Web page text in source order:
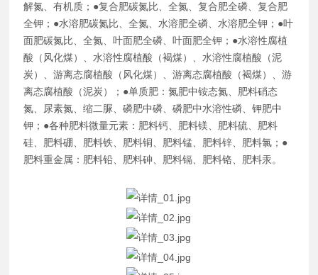
解氮、有机质；●复合肥碳氮比、全氮、复合肥全磷、复合肥
全钾；●水溶肥碳氮比、全氮、水溶肥全磷、水溶肥全钾；●叶
面肥碳氮比、全氮、叶面肥全磷、叶面肥全钾；●水溶性腐植
酸（风化煤）、水溶性腐植酸（褐煤）、水溶性腐植酸（泥
炭）、游离态腐植酸（风化煤）、游离态腐植酸（褐煤）、游
离态腐植酸（泥炭）；●单质肥：氮肥中铵态氮、肥料硝态
氮、尿素氮、缩二脲、磷肥中磷、磷肥中水溶性磷、钾肥中
钾；●各种肥料微量元素：肥料钙、肥料镁、肥料硫、肥料
硅、肥料硼、肥料铁、肥料铜、肥料锰、肥料锌、肥料氯；●
肥料重金属：肥料铅、肥料砷、肥料镉、肥料铬、肥料汞。